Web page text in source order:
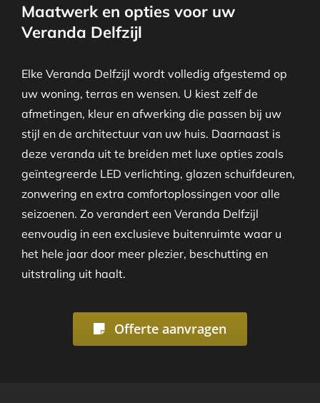
Maatwerk en opties voor uw
Veranda Delfzijl
Elke Veranda Delfzijl wordt volledig afgestemd op
uw woning, terras en wensen. U kiest zelf de
afmetingen, kleur en afwerking die passen bij uw
stijl en de architectuur van uw huis. Daarnaast is
deze veranda uit te breiden met luxe opties zoals
geïntegreerde LED verlichting, glazen schuifdeuren,
zonwering en extra comfortoplossingen voor alle
seizoenen. Zo verandert een Veranda Delfzijl
eenvoudig in een exclusieve buitenruimte waar u
het hele jaar door meer plezier, beschutting en
uitstraling uit haalt.
Offerte aanvragen